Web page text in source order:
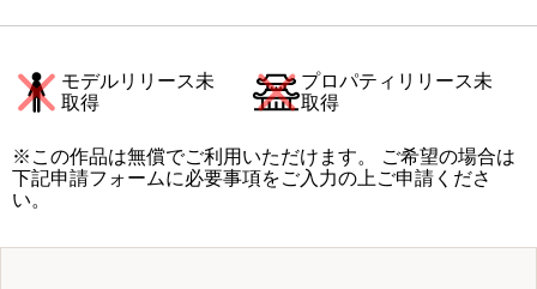
モデルリリース未
取得
プロパティリリース未
取得
※この作品は無償でご利用いただけます。 ご希望の場合は
下記申請フォームに必要事項をご入力の上ご申請くださ
い。